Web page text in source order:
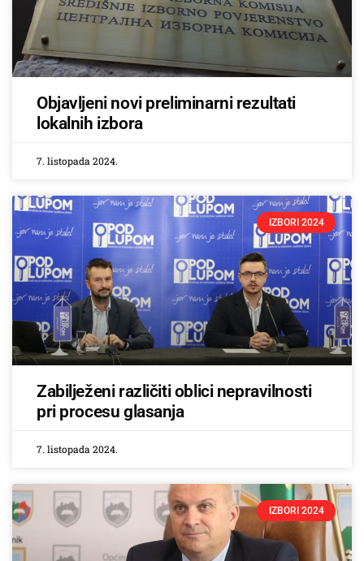
Objavljeni novi preliminarni rezultati
lokalnih izbora
7. listopada 2024.
IZBORI 2024
Zabilježeni različiti oblici nepravilnosti
pri procesu glasanja
7. listopada 2024.
IZBORI 2024